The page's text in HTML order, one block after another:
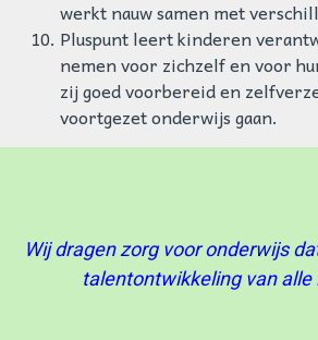
werkt nauw samen met
Pluspunt leert kinderen
nemen voor zichzelf en voor
zij goed voorbereid en
voortgezet onderwijs gaan.
Wij dragen zorg voor onderwijs
talentontwikkeling van alle